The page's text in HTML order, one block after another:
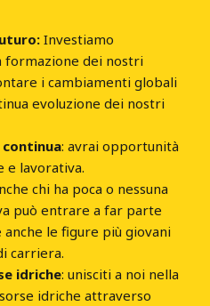
Investiamo
formazione dei nostri
i cambiamenti globali
evoluzione dei nostri
continua: avrai opportunità
e lavorativa.
chi ha poca o nessuna
può entrare a far parte
le figure più giovani
carriera.
idriche: unisciti a noi nella
idriche attraverso